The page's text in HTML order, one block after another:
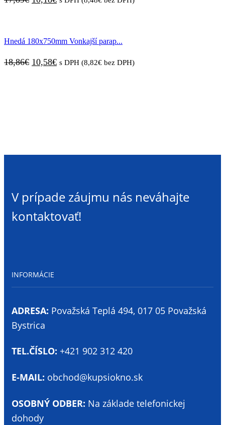
Hnedá 180x750mm Vonkajší parap...
18,86€ 10,58€ s DPH (8,82€ bez DPH)
V prípade záujmu nás neváhajte
kontaktovať!
INFORMÁCIE
ADRESA: Považská Teplá 494, 017 05 Považská
Bystrica
TEL.ČÍSLO: +421 902 312 420
E-MAIL: obchod@kupsiokno.sk
OSOBNÝ ODBER: Na základe telefonickej
dohody